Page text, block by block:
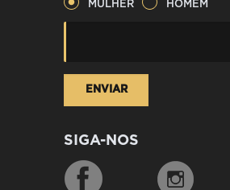
MULHER HOMEM
SIGA-NOS